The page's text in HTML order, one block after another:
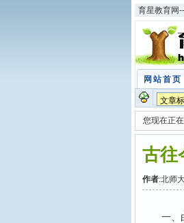
育星教育网
网站首页
您现在正在
古往
作者:北师
一、由